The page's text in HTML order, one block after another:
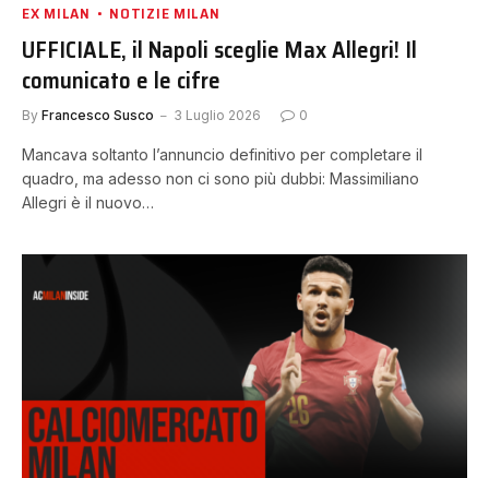
EX MILAN NOTIZIE MILAN
UFFICIALE, il Napoli sceglie Max Allegri! Il
comunicato e le cifre
By Francesco Susco 3 Luglio 2026 0
Mancava soltanto l’annuncio definitivo per completare il
quadro, ma adesso non ci sono più dubbi: Massimiliano
Allegri è il nuovo…